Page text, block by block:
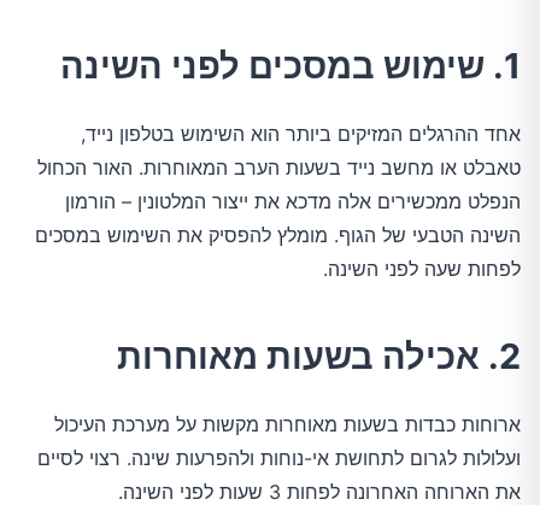
1. שימוש במסכים לפני השינה
לפחות שעה לפני השינה.
2. אכילה בשעות מאוחרות
את הארוחה האחרונה לפחות 3 שעות לפני השינה.